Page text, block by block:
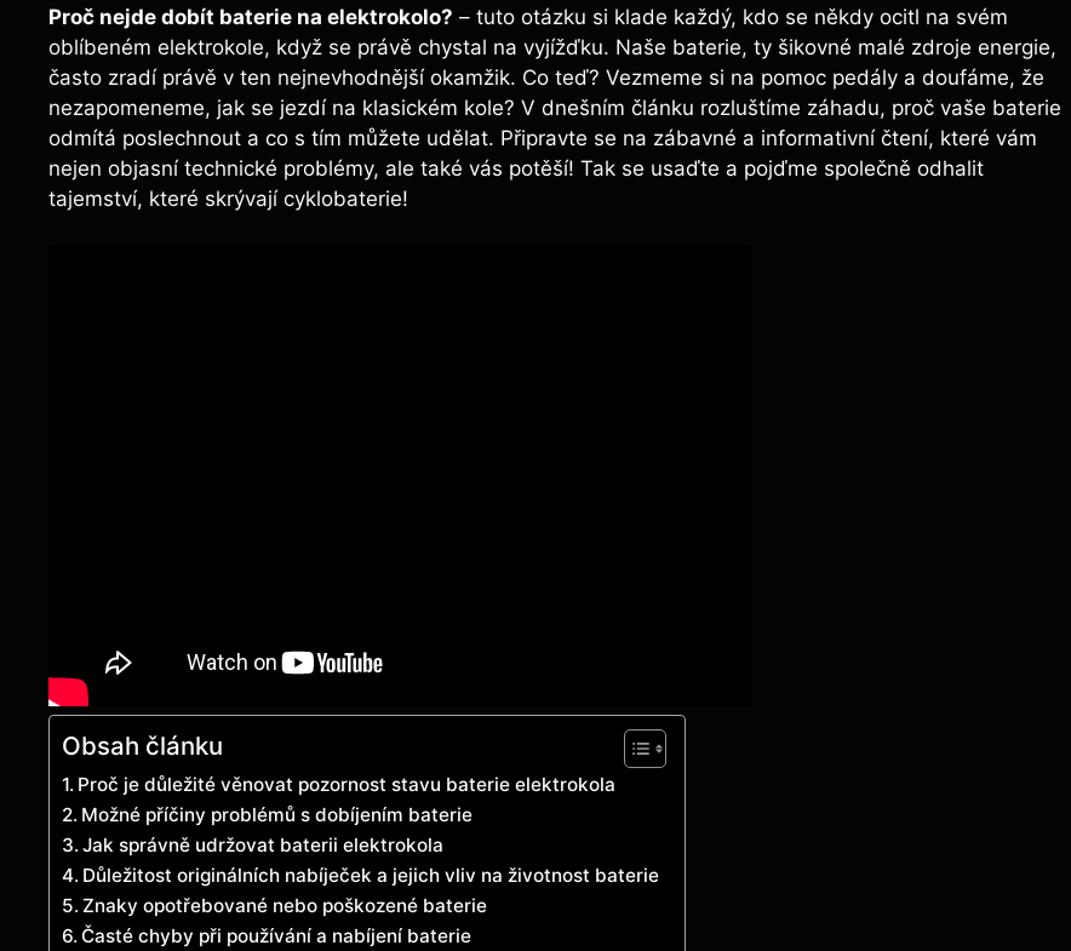
Proč nejde dobít baterie na elektrokolo? – tuto otázku si klade každý, kdo se někdy ocitl na svém
oblíbeném elektrokole, když se právě chystal na vyjížďku. Naše baterie, ty šikovné malé zdroje energie,
často zradí právě v ten nejnevhodnější okamžik. Co teď? Vezmeme si na pomoc pedály a doufáme, že
nezapomeneme, jak se jezdí na klasickém kole? V dnešním článku rozluštíme záhadu, proč vaše baterie
odmítá poslechnout a co s tím můžete udělat. Připravte se na zábavné a informativní čtení, které vám
nejen objasní technické problémy, ale také vás potěší! Tak se usaďte a pojďme společně odhalit
tajemství, které skrývají cyklobaterie!
Obsah článku
Proč je důležité věnovat pozornost stavu baterie elektrokola
Možné příčiny problémů s dobíjením baterie
Jak správně udržovat baterii elektrokola
Důležitost originálních nabíječek a jejich vliv na životnost baterie
Znaky opotřebované nebo poškozené baterie
Časté chyby při používání a nabíjení baterie